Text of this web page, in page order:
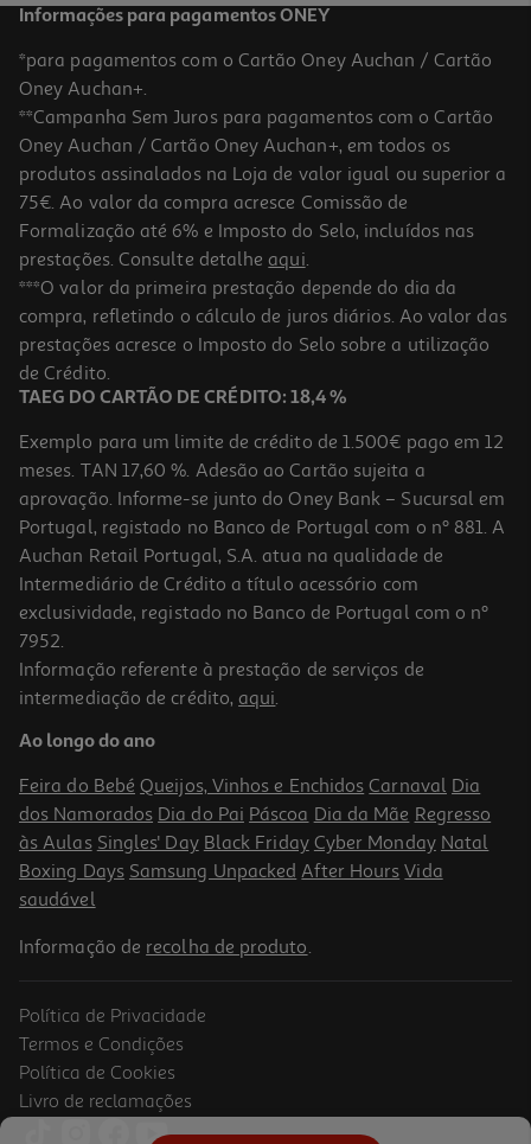
5.0
Snack Hero Solo Bio Milho Aveia E Banana 25g
46 €/Kg
1,15 €
Snack Hero Solo Bio Milho E Aveia 25g
45.6 €/Kg
1,14 €
Snack Hero Solo Bio Manga Mini Puffs 18g
Informações para pagamentos ONEY
*para pagamentos com o Cartão Oney Auchan / Cartão
Oney Auchan+.
**Campanha Sem Juros para pagamentos com o Cartão
Oney Auchan / Cartão Oney Auchan+, em todos os
produtos assinalados na Loja de valor igual ou superior a
75€. Ao valor da compra acresce Comissão de
Formalização até 6% e Imposto do Selo, incluídos nas
prestações. Consulte detalhe aqui.
***O valor da primeira prestação depende do dia da
compra, refletindo o cálculo de juros diários. Ao valor das
prestações acresce o Imposto do Selo sobre a utilização
de Crédito.
TAEG DO CARTÃO DE CRÉDITO: 18,4 %
Exemplo para um limite de crédito de 1.500€ pago em 12
meses. TAN 17,60 %. Adesão ao Cartão sujeita a
aprovação. Informe-se junto do Oney Bank – Sucursal em
Portugal, registado no Banco de Portugal com o nº 881. A
Auchan Retail Portugal, S.A. atua na qualidade de
Intermediário de Crédito a título acessório com
exclusividade, registado no Banco de Portugal com o nº
7952.
Informação referente à prestação de serviços de
intermediação de crédito, aqui.
Ao longo do ano
Feira do Bebé Queijos, Vinhos e Enchidos Carnaval Dia
dos Namorados Dia do Pai Páscoa Dia da Mãe Regresso
às Aulas Singles' Day Black Friday Cyber Monday Natal
Boxing Days Samsung Unpacked After Hours Vida
saudável
Informação de recolha de produto.
Política de Privacidade
Termos e Condições
Política de Cookies
Livro de reclamações